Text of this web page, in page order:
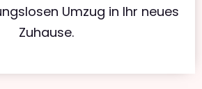
Umzug in Ihr neues
Zuhause.